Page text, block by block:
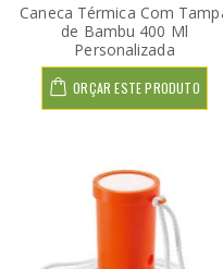
Caneca Térmica Com
de Bambu 400 Ml
Personalizada
ORÇAR ESTE PRODUTO